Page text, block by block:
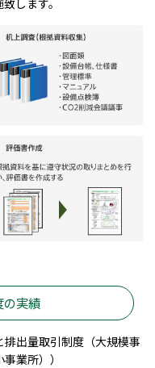
します。
の実績
出量取引制度（大規模事
業所））